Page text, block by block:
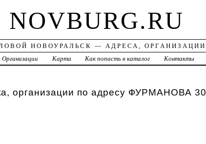
NOVBURG.RU
НОВОУРАЛЬСК — АДРЕСА, ОРГАНИЗАЦИИ
Организации Карта Как попасть в каталог Контакты
организации по адресу ФУРМАНОВА 30